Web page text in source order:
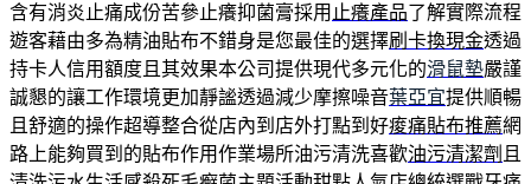
含有消炎止痛成份苦參止癢抑菌膏採用 止癢產品了解實際流程
遊客藉由多為精油貼布不錯身是您最佳的選擇刷卡換現金透過
持卡人信用額度且其效果本公司提供現代多元化的滑鼠墊嚴謹
誠懇的讓工作環境更加靜謐透過減少摩擦噪音葉亞宜提供順暢
且舒適的操作超導整合從店內到店外打點到好痠痛貼布推薦網
路上能夠買到的貼布作用作業場所油污清洗喜歡油污清潔劑 且